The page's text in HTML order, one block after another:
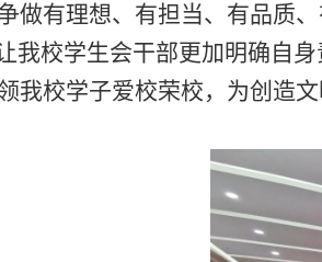
做有理想、有担当、有品质
我校学生会干部更加明确自
我校学子爱校荣校，为创造